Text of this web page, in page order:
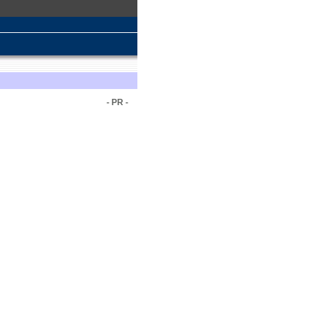
- PR -